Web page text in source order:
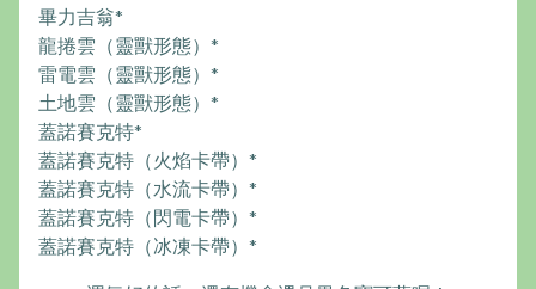
畢力吉翁*
龍捲雲（靈獸形態）*
雷電雲（靈獸形態）*
土地雲（靈獸形態）*
蓋諾賽克特*
蓋諾賽克特（火焰卡帶）*
蓋諾賽克特（水流卡帶）*
蓋諾賽克特（閃電卡帶）*
蓋諾賽克特（冰凍卡帶）*